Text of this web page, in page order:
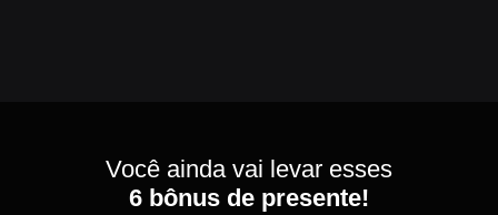
Você ainda vai levar esses
6 bônus de presente!